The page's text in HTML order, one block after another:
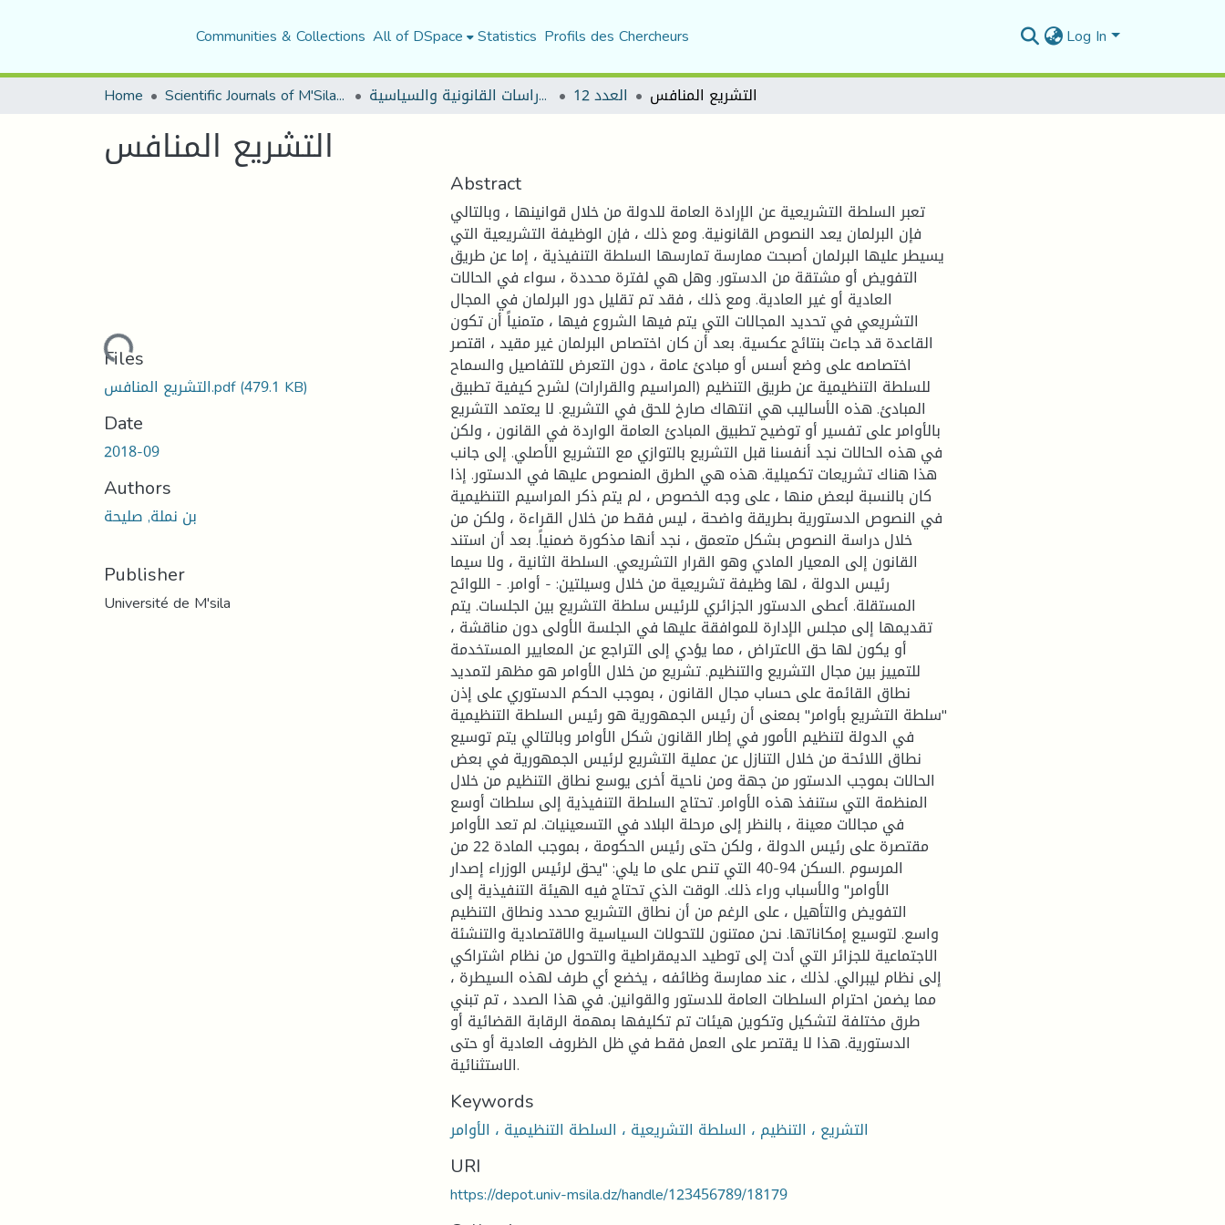
Communities & Collections All of DSpace Statistics Profils des Chercheurs Log In
Home Scientific Journals of M'Sila University مجلة الأستاذ الباحث للدراسات القانونية والسياسية العدد 12 التشريع المنافس
التشريع المنافس
Loading...
Files
التشريع المنافس.pdf(479.1 KB)
Date
2018-09
Authors
بن نملة, صليحة
Publisher
Université de M'sila
Abstract
تعبر السلطة التشريعية عن الإرادة العامة للدولة من خلال قوانينها ، وبالتالي
فإن البرلمان يعد النصوص القانونية. ومع ذلك ، فإن الوظيفة التشريعية التي
يسيطر عليها البرلمان أصبحت ممارسة تمارسها السلطة التنفيذية ، إما عن طريق
التفويض أو مشتقة من الدستور. وهل هي لفترة محددة ، سواء في الحالات
العادية أو غير العادية. ومع ذلك ، فقد تم تقليل دور البرلمان في المجال
التشريعي في تحديد المجالات التي يتم فيها الشروع فيها ، متمنياً أن تكون
القاعدة قد جاءت بنتائج عكسية. بعد أن كان اختصاص البرلمان غير مقيد ، اقتصر
اختصاصه على وضع أسس أو مبادئ عامة ، دون التعرض للتفاصيل والسماح
للسلطة التنظيمية عن طريق التنظيم (المراسيم والقرارات) لشرح كيفية تطبيق
المبادئ. هذه الأساليب هي انتهاك صارخ للحق في التشريع. لا يعتمد التشريع
بالأوامر على تفسير أو توضيح تطبيق المبادئ العامة الواردة في القانون ، ولكن
في هذه الحالات نجد أنفسنا قبل التشريع بالتوازي مع التشريع الأصلي. إلى جانب
هذا هناك تشريعات تكميلية. هذه هي الطرق المنصوص عليها في الدستور. إذا
كان بالنسبة لبعض منها ، على وجه الخصوص ، لم يتم ذكر المراسيم التنظيمية
في النصوص الدستورية بطريقة واضحة ، ليس فقط من خلال القراءة ، ولكن من
خلال دراسة النصوص بشكل متعمق ، نجد أنها مذكورة ضمنياً. بعد أن استند
القانون إلى المعيار المادي وهو القرار التشريعي. السلطة الثانية ، ولا سيما
رئيس الدولة ، لها وظيفة تشريعية من خلال وسيلتين: - أوامر. - اللوائح
المستقلة. أعطى الدستور الجزائري للرئيس سلطة التشريع بين الجلسات. يتم
تقديمها إلى مجلس الإدارة للموافقة عليها في الجلسة الأولى دون مناقشة ،
أو يكون لها حق الاعتراض ، مما يؤدي إلى التراجع عن المعايير المستخدمة
للتمييز بين مجال التشريع والتنظيم. تشريع من خلال الأوامر هو مظهر لتمديد
نطاق القائمة على حساب مجال القانون ، بموجب الحكم الدستوري على إذن
"سلطة التشريع بأوامر" بمعنى أن رئيس الجمهورية هو رئيس السلطة التنظيمية
في الدولة لتنظيم الأمور في إطار القانون شكل الأوامر وبالتالي يتم توسيع
نطاق اللائحة من خلال التنازل عن عملية التشريع لرئيس الجمهورية في بعض
الحالات بموجب الدستور من جهة ومن ناحية أخرى يوسع نطاق التنظيم من خلال
المنظمة التي ستنفذ هذه الأوامر. تحتاج السلطة التنفيذية إلى سلطات أوسع
في مجالات معينة ، بالنظر إلى مرحلة البلاد في التسعينيات. لم تعد الأوامر
مقتصرة على رئيس الدولة ، ولكن حتى رئيس الحكومة ، بموجب المادة 22 من
المرسوم .السكن 94-40 التي تنص على ما يلي: "يحق لرئيس الوزراء إصدار
الأوامر" والأسباب وراء ذلك. الوقت الذي تحتاج فيه الهيئة التنفيذية إلى
التفويض والتأهيل ، على الرغم من أن نطاق التشريع محدد ونطاق التنظيم
واسع. لتوسيع إمكاناتها. نحن ممتنون للتحولات السياسية والاقتصادية والتنشئة
الاجتماعية للجزائر التي أدت إلى توطيد الديمقراطية والتحول من نظام اشتراكي
إلى نظام ليبرالي. لذلك ، عند ممارسة وظائفه ، يخضع أي طرف لهذه السيطرة ،
مما يضمن احترام السلطات العامة للدستور والقوانين. في هذا الصدد ، تم تبني
طرق مختلفة لتشكيل وتكوين هيئات تم تكليفها بمهمة الرقابة القضائية أو
الدستورية. هذا لا يقتصر على العمل فقط في ظل الظروف العادية أو حتى
الاستثنائية.
Keywords
التشريع ، التنظيم ، السلطة التشريعية ، السلطة التنظيمية ، الأوامر
URI
https://depot.univ-msila.dz/handle/123456789/18179